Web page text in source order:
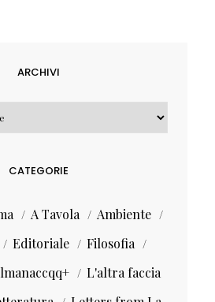
ARCHIVI
CATEGORIE
A Tavola
Ambiente
Editoriale
Filosofia
L'altra faccia